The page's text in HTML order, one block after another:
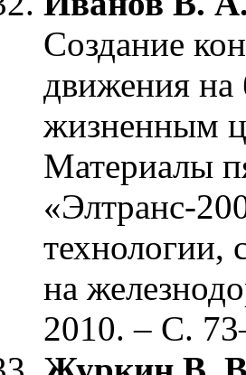
Создание
движения на
жизненным
Материалы
«Элтранс-
технологии,
на
2010. – С.